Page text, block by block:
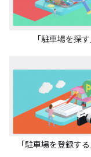
「駐車場を探
「駐車場を登録す